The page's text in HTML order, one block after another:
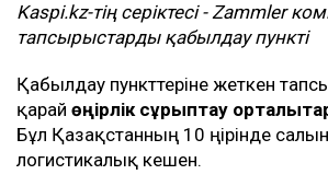
Kaspi.kz-тің серіктесі-Zammler
тапсырыстарды қабылдау пункті
Қабылдау пункттеріне жеткен
қарай өңірлік сұрыптау
Бұл Қазақстанның 10 өңірінде
логистикалық кешен.